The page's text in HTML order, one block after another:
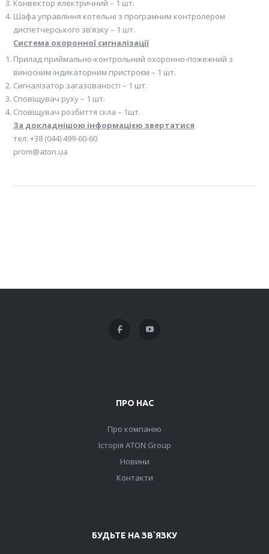
Конвектор електричний – 1 шт.
Шафа управління котельні з програмним контролером
диспетчерського зв’язку – 1 шт.
Система охоронної сигналізації
Прилад приймально-контрольний охоронно-пожежний з
виносним індикаторним пристроєм – 1 шт.
Сигналізатор загазованості – 1 шт.
Сповіщувач руху – 1 шт.
Сповіщувач розбиття скла – 1шт.
За докладнішою інформацією звертатися
тел: +38 (044) 499-60-60
prom@aton.ua
ПРО НАС
Про компанію
Історія ATON Group
Новини
Контакти
БУДЬТЕ НА ЗВ`ЯЗКУ